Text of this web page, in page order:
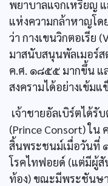
พยาบาลแจกเหรียญ
แห่งความกล้าหาญโด
ว่า กางเขนวิกตอเรีย
มาสนับสนุนพัลเมอร์
ค.ศ. ๑๘๕๕ มากขึ้น แ
สงครามได้อย่างเข้มแ
เจ้าชายอัลเบิร์ตได้รั
(Prince Consort) ใ
สิ้นพระชนม์เมื่อวันที่
โรคไทฟอยด์ (แต่มีผู้สั
ท้อง) ขณะมีพระชันษ